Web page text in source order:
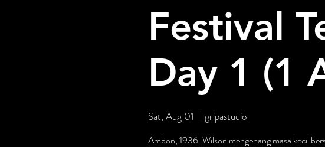
Festival
Day 1 (1
Sat, Aug 01
  |
gripastudio
Ambon, 1936. Wilson mengenang masa kecil